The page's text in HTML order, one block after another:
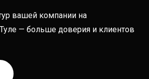
вашей компании на
— больше доверия и клиентов